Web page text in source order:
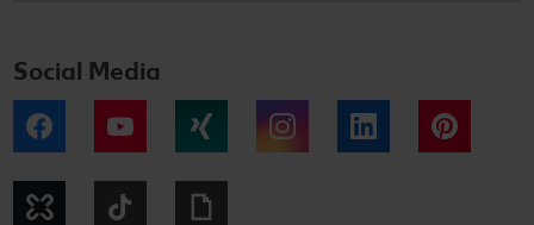
Social Media
Facebook YouTube Xing Instagram LinkedIn
Kununu